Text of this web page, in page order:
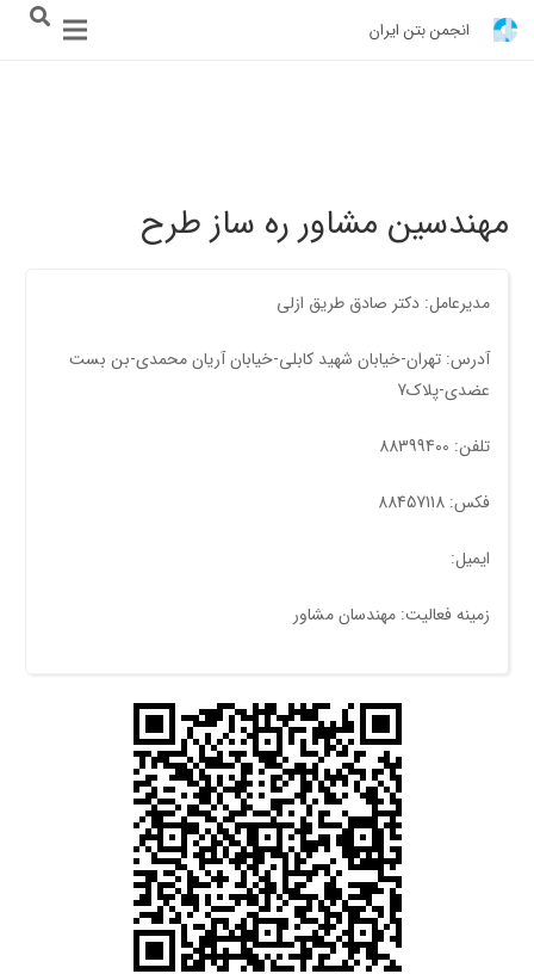
انجمن بتن ایران
مهندسین مشاور ره ساز طرح
مدیرعامل: دکتر صادق طریق ازلی
آدرس: تهران-خیابان شهید کابلی-خیابان آریان محمدی-بن بست
عضدی-پلاک7
تلفن: 88399400
فکس: 88457118
ایمیل:
زمینه فعالیت: مهندسان مشاور